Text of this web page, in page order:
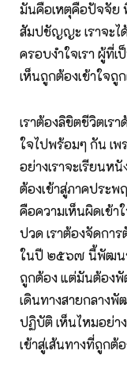
มันคือเหตุคือปัจจัย
สัมปชัญญะ เราจะ
ครอบงำใจเรา ผู้ที่
เห็นถูกต้องเข้าใจ
เราต้องลิขิตชีวิตเ
ใจไปพร้อมๆ กัน เพ
อย่างเราจะเรียนห
ต้องเข้าสู่ภาคประ
คือความเห็นผิดเข้
ปวด เราต้องจัดกา
ในปี ๒๕๖๗ นี้พัฒนา
ถูกต้อง แต่มันต้องพั
เดินทางสายกลาง
ปฏิบัติ เห็นไหมอย่า
เข้าสู่เส้นทางที่ถูกต้